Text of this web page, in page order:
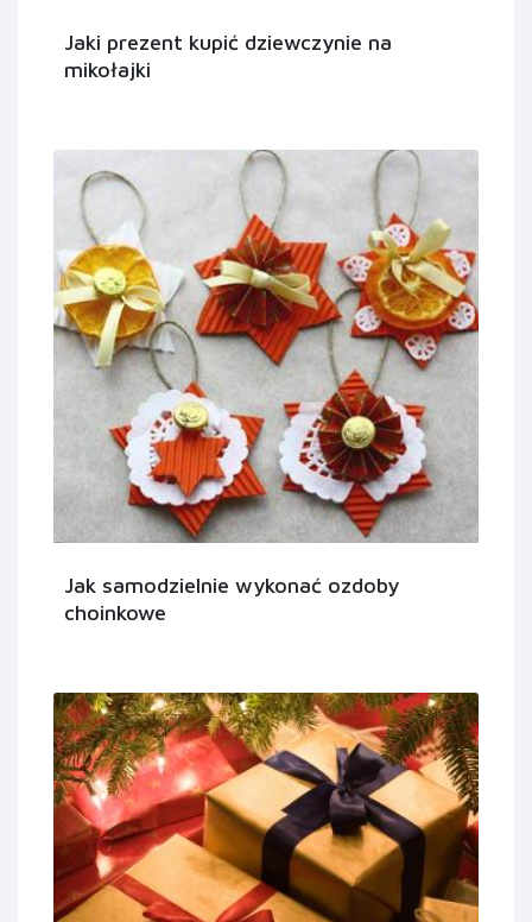
Jaki prezent kupić dziewczynie na
mikołajki
Jak samodzielnie wykonać ozdoby
choinkowe